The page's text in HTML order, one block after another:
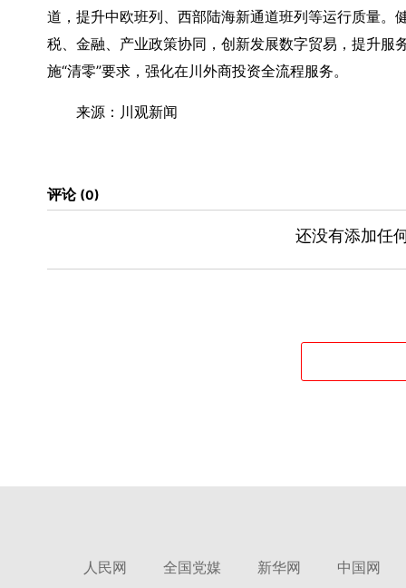
道，提升中欧班列、西部陆海新通道班列等运行质量
税、金融、产业政策协同，创新发展数字贸易，提升
施“清零”要求，强化在川外商投资全流程服务。
来源：川观新闻
评论 0
还没有添加任
人民网 全国党媒 新华网 中国网